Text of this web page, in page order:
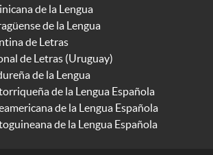
de la Lengua
de la Lengua
de Letras
de Letras (Uruguay)
de la Lengua
de la Lengua Española
de la Lengua Española
de la Lengua Española